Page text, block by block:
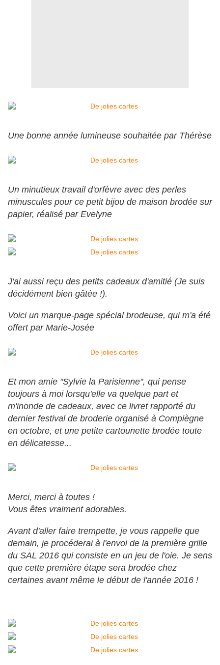
Une bonne année lumineuse souhaitée par Thérèse
Un minutieux travail d'orfèvre avec des perles
minuscules pour ce petit bijou de maison brodée sur
papier, réalisé par Evelyne
J'ai aussi reçu des petits cadeaux d'amitié (Je suis
décidément bien gâtée !).
Voici un marque-page spécial brodeuse, qui m'a été
offert par Marie-Josée
Et mon amie "Sylvie la Parisienne", qui pense
toujours à moi lorsqu'elle va quelque part et
m'inonde de cadeaux, avec ce livret rapporté du
dernier festival de broderie organisé à Compiègne
en octobre, et une petite cartounette brodée toute
en délicatesse...
Merci, merci à toutes !
Vous êtes vraiment adorables.
Avant d'aller faire trempette, je vous rappelle que
demain, je procéderai à l'envoi de la première grille
du SAL 2016 qui consiste en un jeu de l'oie. Je sens
que cette première étape sera brodée chez
certaines avant même le début de l'année 2016 !